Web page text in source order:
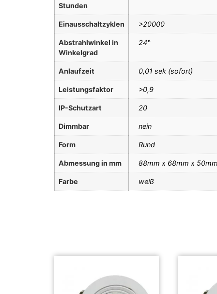
Stunden
Einausschaltzyklen >20000
Abstrahlwinkel in
Winkelgrad
24°
Anlaufzeit 0,01 sek (sofort)
Leistungsfaktor >0,9
IP-Schutzart 20
Dimmbar nein
Form Rund
Abmessung in mm 88mm x 68mm x
Farbe weiß